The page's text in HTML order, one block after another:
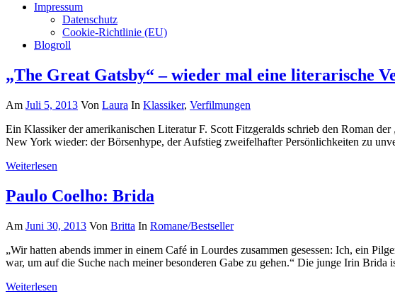
Impressum
Datenschutz
Cookie-Richtlinie (EU)
Blogroll
„The Great Gatsby“ – wieder mal eine literarische
Am Juli 5, 2013 Von Laura In Klassiker, Verfilmungen
Ein Klassiker der amerikanischen Literatur F. Scott Fitzgeralds schrieb den Roman
New York wieder: der Börsenhype, der Aufstieg zweifelhafter Persönlichkeiten zu
Weiterlesen
Paulo Coelho: Brida
Am Juni 30, 2013 Von Britta In Romane/Bestseller
„Wir hatten abends immer in einem Café in Lourdes zusammen gesessen: Ich, ein
war, um auf die Suche nach meiner besonderen Gabe zu gehen.“ Die junge Irin Brida
Weiterlesen